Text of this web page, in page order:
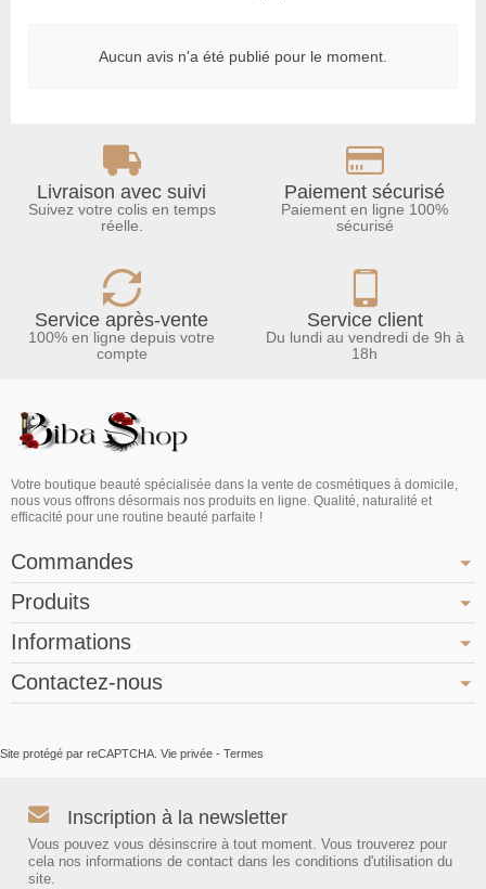
Aucun avis n'a été publié pour le moment.
Livraison avec suivi
Suivez votre colis en temps
réelle.
Paiement sécurisé
Paiement en ligne 100%
sécurisé
Service après-vente
100% en ligne depuis votre
compte
Service client
Du lundi au vendredi de 9h à
18h
Votre boutique beauté spécialisée dans la vente de cosmétiques à domicile,
nous vous offrons désormais nos produits en ligne. Qualité, naturalité et
efficacité pour une routine beauté parfaite !
Commandes
Produits
Informations
Contactez-nous
Site protégé par reCAPTCHA. Vie privée - Termes
Inscription à la newsletter
Vous pouvez vous désinscrire à tout moment. Vous trouverez pour
cela nos informations de contact dans les conditions d'utilisation du
site.